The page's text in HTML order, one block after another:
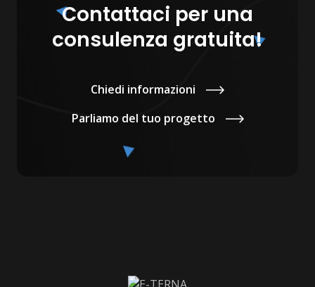
Contattaci per una
consulenza gratuita!
Chiedi informazioni
Parliamo del tuo progetto